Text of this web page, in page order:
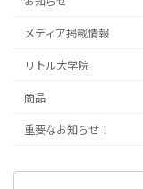
メディア掲載情報
リトル大学院
商品
重要なお知らせ！
検